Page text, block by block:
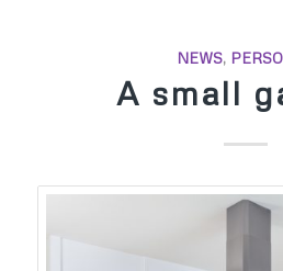
NEWS,
A small